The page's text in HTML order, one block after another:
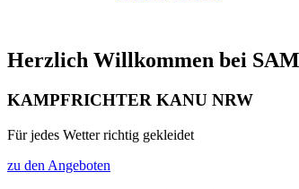
Herzlich Willkommen bei
KAMPFRICHTER KANU NRW
Für jedes Wetter richtig gekleidet
zu den Angeboten